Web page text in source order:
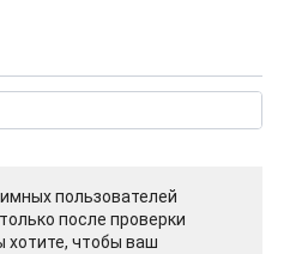
пользователей
после проверки
хотите, чтобы ваш